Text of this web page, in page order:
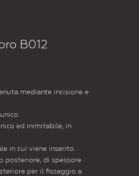
B012
mediante incisione e
ed inimitabile, in
in cui viene inserito.
posteriore, di spessore
per il fissaggio a